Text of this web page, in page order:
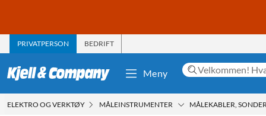
PRIVATPERSON BEDRIFT
Meny
ELEKTRO OG VERKTØY MÅLEINSTRUMENTER MÅLEKABLER,